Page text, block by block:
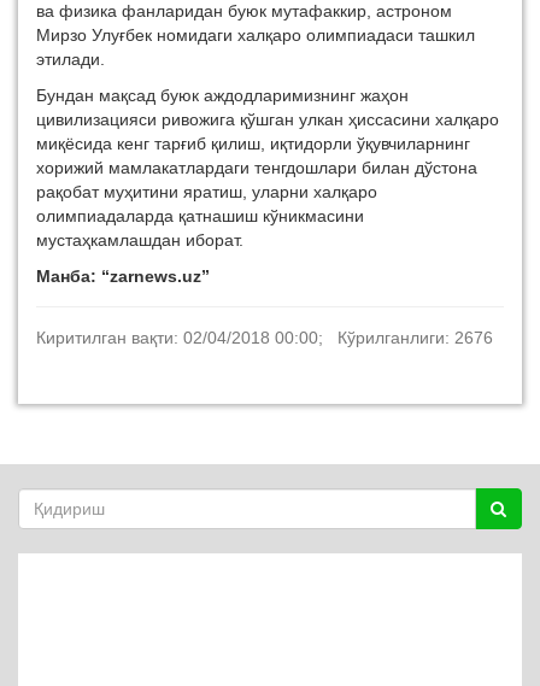
ва физика фанларидан буюк мутафаккир, астроном
Мирзо Улуғбек номидаги халқаро олимпиадаси ташкил
этилади.
Бундан мақсад буюк аждодларимизнинг жаҳон
цивилизацияси ривожига қўшган улкан ҳиссасини халқаро
миқёсида кенг тарғиб қилиш, иқтидорли ўқувчиларнинг
хорижий мамлакатлардаги тенгдошлари билан дўстона
рақобат муҳитини яратиш, уларни халқаро
олимпиадаларда қатнашиш кўникмасини
мустаҳкамлашдан иборат.
Манба: “zarnews.uz”
Киритилган вақти: 02/04/2018 00:00; Кўрилганлиги: 2676